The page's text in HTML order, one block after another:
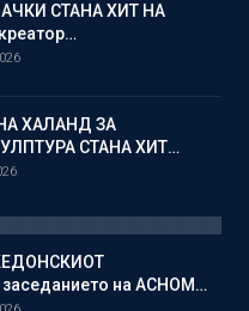
СТАНА ХИТ НА
ХАЛАНД ЗА
СТАНА ХИТ…
на АСНОМ…